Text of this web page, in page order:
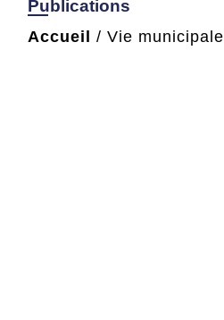
Publications
Accueil / Vie municipale